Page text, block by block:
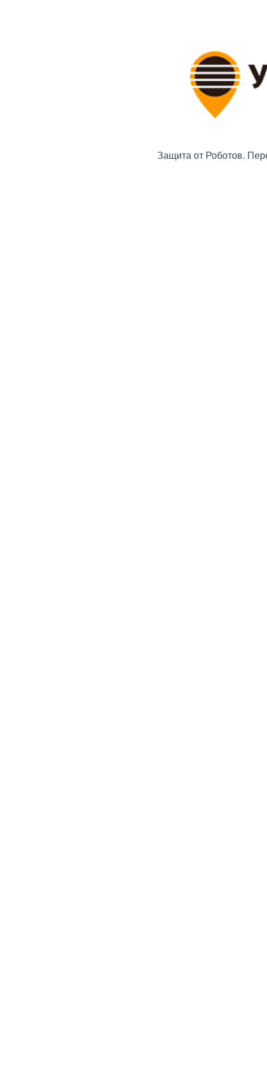
Защита от Роботов.